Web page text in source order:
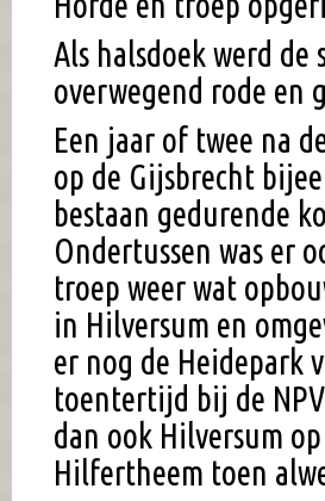
Als halsdoek werd de
overwegend rode en
Een jaar of twee na
op de Gijsbrecht
bestaan gedurende
Ondertussen was er
troep weer wat
in Hilversum en
er nog de Heidepark
toentertijd bij de
dan ook Hilversum
Hilfertheem toen